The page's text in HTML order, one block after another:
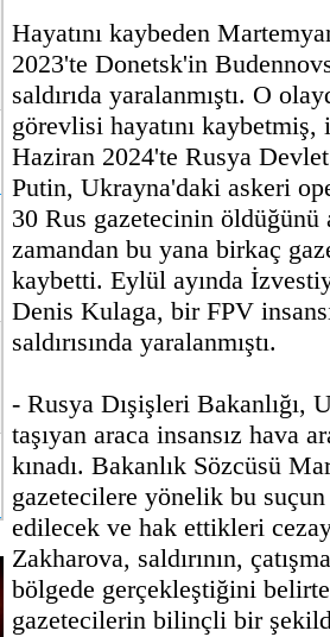
Hayatını kaybeden
2023'te Donetsk'in
saldırıda yaralanmıştı. O
görevlisi hayatını kaybetmiş,
Haziran 2024'te Rusya
Putin, Ukrayna'daki askeri
30 Rus gazetecinin öldüğünü
zamandan bu yana birkaç
kaybetti. Eylül ayında
Denis Kulaga, bir FPV
saldırısında yaralanmıştı.
- Rusya Dışişleri Bakanlığı,
taşıyan araca insansız hava
kınadı. Bakanlık Sözcüsü
gazetecilere yönelik bu
edilecek ve hak ettikleri
Zakharova, saldırının,
bölgede gerçekleştiğini
gazetecilerin bilinçli bir